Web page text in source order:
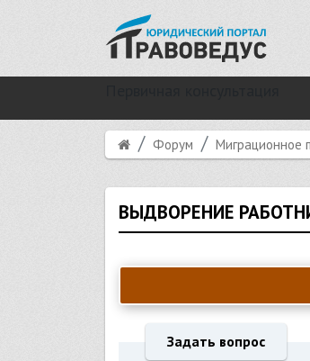
Форум Миграционное
ВЫДВОРЕНИЕ
Задать вопрос